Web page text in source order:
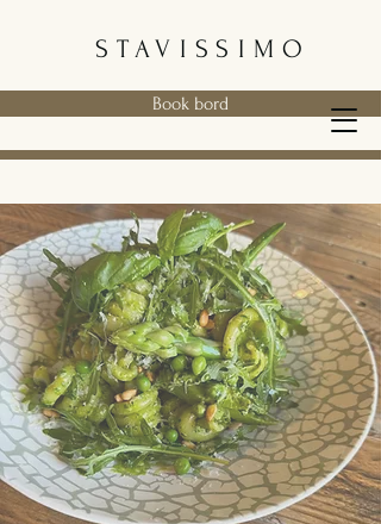
Book bord
STAVISSIMO